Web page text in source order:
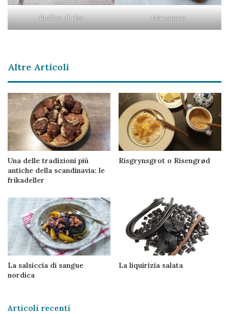
Budino di riso Marzapane
Altre Articoli
Una delle tradizioni più
antiche della scandinavia: le
frikadeller
Risgrynsgrot o Risengrød
La salsiccia di sangue
nordica
La liquirizia salata
Articoli recenti